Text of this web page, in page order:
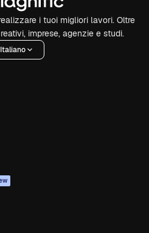
i tuoi migliori lavori. Oltre
imprese, agenzie e studi.
Italiano